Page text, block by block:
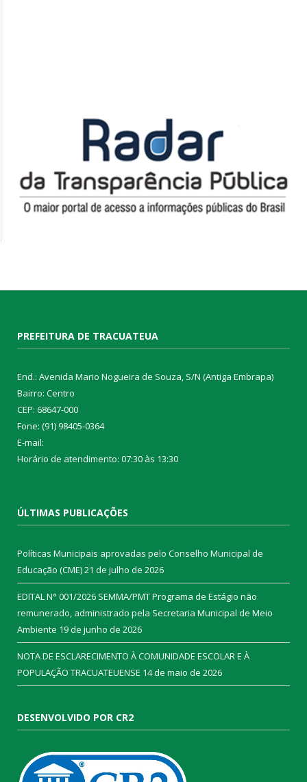
PREFEITURA DE TRACUATEUA
End.: Avenida Mario Nogueira de Souza, S/N (Antiga Embrapa)
Bairro: Centro
CEP: 68647-000
Fone: (91) 98405-0364
E-mail:
Horário de atendimento: 07:30 às 13:30
ÚLTIMAS PUBLICAÇÕES
Políticas Municipais aprovadas pelo Conselho Municipal de
Educação (CME)21 de julho de 2026
EDITAL N° 001/2026 SEMMA/PMT Programa de Estágio não
remunerado, administrado pela Secretaria Municipal de Meio
Ambiente 19 de junho de 2026
NOTA DE ESCLARECIMENTO À COMUNIDADE ESCOLAR E À
POPULAÇÃO TRACUATEUENSE 14 de maio de 2026
DESENVOLVIDO POR CR2